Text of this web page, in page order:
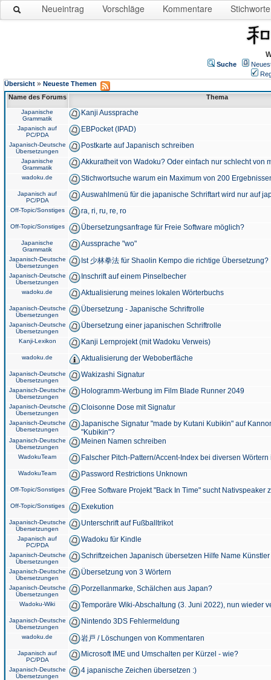
Neueintrag Vorschläge Kommentare Stichworte
Suche
Übersicht » Neueste Themen
Name des Forums
Thema
Japanische
Grammatik
Kanji Aussprache
Japanisch auf
PC/PDA
EBPocket (IPAD)
Japanisch-Deutsche
Übersetzungen
Postkarte auf Japanisch schreiben
Japanische
Grammatik
Akkuratheit von Wadoku? Oder einfach nur schlecht von
wadoku.de Stichwortsuche warum ein Maximum von 200
Japanisch auf
PC/PDA
Auswahlmenü für die japanische Schriftart wird nur auf
Off-Topic/Sonstiges ra, ri, ru, re, ro
Off-Topic/Sonstiges Übersetzungsanfrage für Freie Software möglich?
Japanische
Grammatik
Aussprache "wo"
Japanisch-Deutsche
Übersetzungen
Ist 少林拳法 für Shaolin Kempo die richtige Übersetzung?
Japanisch-Deutsche
Übersetzungen
Inschrift auf einem Pinselbecher
wadoku.de Aktualisierung meines lokalen Wörterbuchs
Japanisch-Deutsche
Übersetzungen
Übersetzung - Japanische Schriftrolle
Japanisch-Deutsche
Übersetzungen
Übersetzung einer japanischen Schriftrolle
Kanji-Lexikon Kanji Lernprojekt (mit Wadoku Verweis)
wadoku.de Aktualisierung der Weboberfläche
Japanisch-Deutsche
Übersetzungen
Wakizashi Signatur
Japanisch-Deutsche
Übersetzungen
Hologramm-Werbung im Film Blade Runner 2049
Japanisch-Deutsche
Übersetzungen
Cloisonne Dose mit Signatur
Japanisch-Deutsche
Übersetzungen
Japanische Signatur "made by Kutani Kubikin" auf
"Kubikin"?
Japanisch-Deutsche
Übersetzungen
Meinen Namen schreiben
WadokuTeam Falscher Pitch-Pattern/Accent-Index bei diversen
WadokuTeam Password Restrictions Unknown
Off-Topic/Sonstiges Free Software Projekt "Back In Time" sucht Nativspeaker
Off-Topic/Sonstiges Exekution
Japanisch-Deutsche
Übersetzungen
Unterschrift auf Fußballtrikot
Japanisch auf
PC/PDA
Wadoku für Kindle
Japanisch-Deutsche
Übersetzungen
Schriftzeichen Japanisch übersetzen Hilfe Name
Japanisch-Deutsche
Übersetzungen
Übersetzung von 3 Wörtern
Japanisch-Deutsche
Übersetzungen
Porzellanmarke, Schälchen aus Japan?
Wadoku-Wiki Temporäre Wiki-Abschaltung (3. Juni 2022), nun wieder
Japanisch-Deutsche
Übersetzungen
Nintendo 3DS Fehlermeldung
wadoku.de 岩戸 / Löschungen von Kommentaren
Japanisch auf
PC/PDA
Microsoft IME und Umschalten per Kürzel - wie?
Japanisch-Deutsche
Übersetzungen
4 japanische Zeichen übersetzen :)